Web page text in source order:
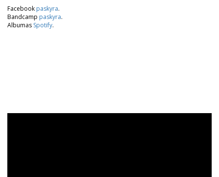
Facebook paskyra.
Bandcamp paskyra.
Albumas Spotify.